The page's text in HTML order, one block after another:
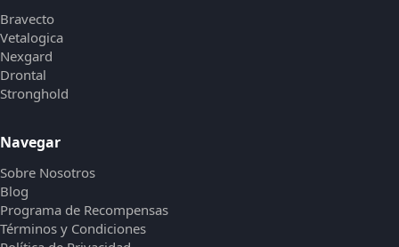
Bravecto
Vetalogica
Nexgard
Drontal
Stronghold
Navegar
Sobre Nosotros
Blog
Programa de Recompensas
Términos y Condiciones